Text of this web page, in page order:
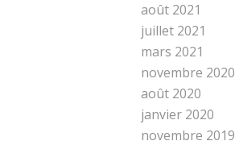
août 2021
juillet 2021
mars 2021
novembre 2020
août 2020
janvier 2020
novembre 2019